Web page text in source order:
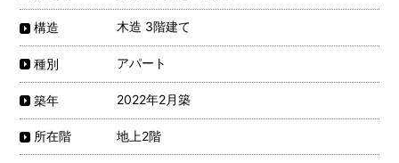
構造 木造 3階建て
種別 アパート
築年 2022年2月築
所在階 地上2階